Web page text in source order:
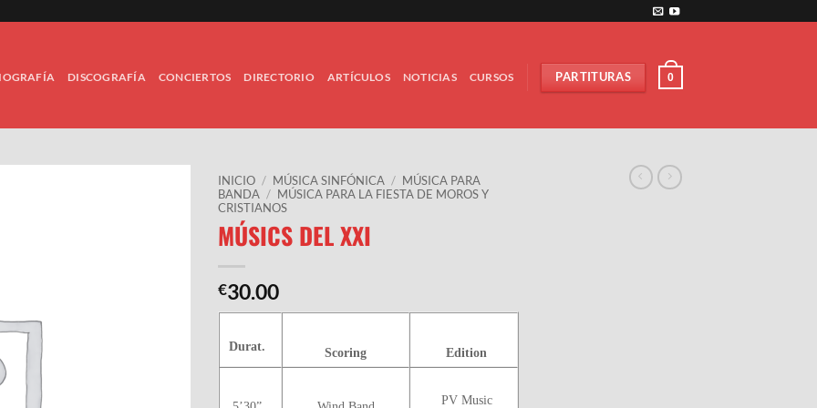
DISCOGRAFÍA CONCIERTOS DIRECTORIO ARTÍCULOS NOTICIAS CURSOS PARTITURAS 0
INICIO / MÚSICA SINFÓNICA / MÚSICA PARA
BANDA / MÚSICA PARA LA FIESTA DE MOROS Y
CRISTIANOS
MÚSICS DEL XXI
€30.00
Durat. Scoring Edition
PV Music